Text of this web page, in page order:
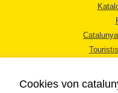
Cookies von